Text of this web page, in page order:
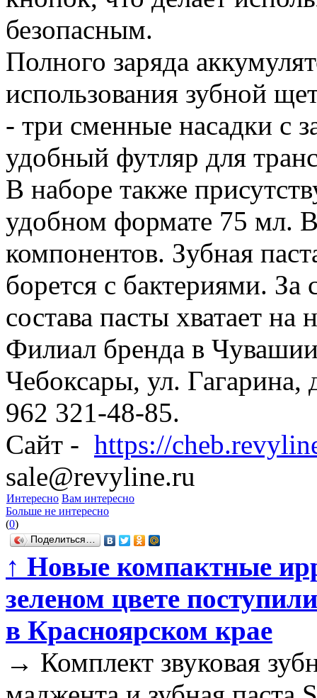
безопасным.
Полного заряда
использования зубной
- три сменные насадки с
удобный футляр для
В наборе также
удобном формате 75 мл. В
компонентов. Зубная
борется с бактериями. За
состава пасты хватает на
Филиал бренда в
Чебоксары, ул.
962 321-48-85.
Сайт - https://
sale@revyline.ru
Интересно Вам интересно
Больше не интересно
(0)
Поделиться…
↑ Новые компактные
зеленом цвете
в Красноярском крае
→ Комплект звуковая